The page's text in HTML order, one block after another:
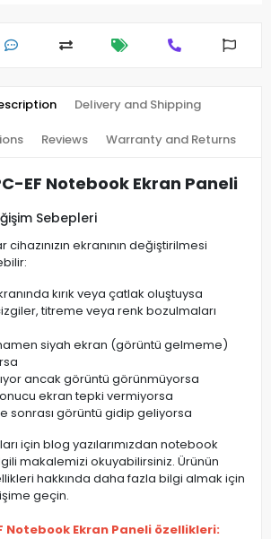
Delivery and Shipping
Reviews Warranty and Returns
EF Notebook Ekran Paneli
Sebepleri
ekranının değiştirilmesi
kırık veya çatlak oluştuysa
titreme veya renk bozulmaları
siyah ekran (görüntü gelmeme)
ancak görüntü görünmüyorsa
ekran tepki vermiyorsa
sonrası görüntü gidip geliyorsa
için blog yazılarımızdan notebook
makalemizi okuyabilirsiniz. Ürünün
hakkında daha fazla bilgi almak için
geçin.
Notebook Ekran Paneli özellikleri: